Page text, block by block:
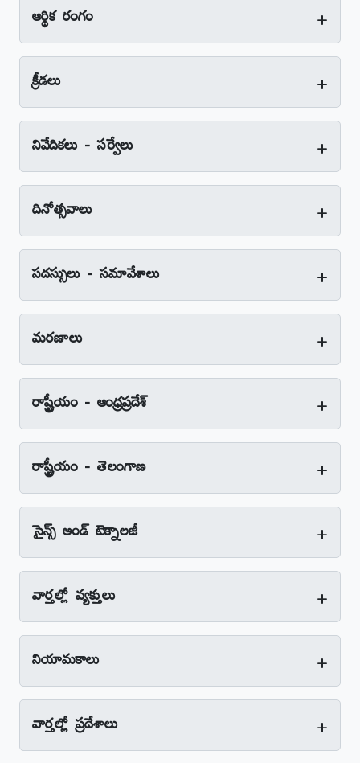
ఆర్థిక రంగం +
క్రీడలు +
నివేదికలు - సర్వేలు +
దినోత్సవాలు +
సదస్సులు - సమావేశాలు +
మరణాలు +
రాష్ట్రీయం - ఆంధ్రప్రదేశ్‌ +
రాష్ట్రీయం - తెలంగాణ +
సైన్స్‌ అండ్‌ టెక్నాలజీ +
వార్తల్లో వ్యక్తులు +
నియామకాలు +
వార్తల్లో ప్రదేశాలు +